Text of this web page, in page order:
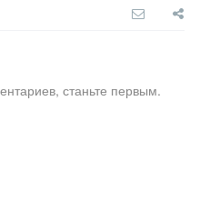
станьте первым.